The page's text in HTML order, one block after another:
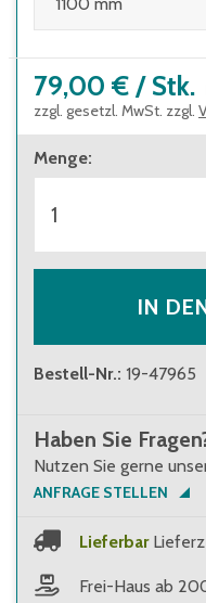
79,00 € / Stk.
zzgl. gesetzl. MwSt. zzgl.
Menge:
IN
Bestell-Nr.: 19-47965
Haben Sie
Nutzen Sie gerne
ANFRAGE STELLEN
Lieferbar
Frei-Haus ab